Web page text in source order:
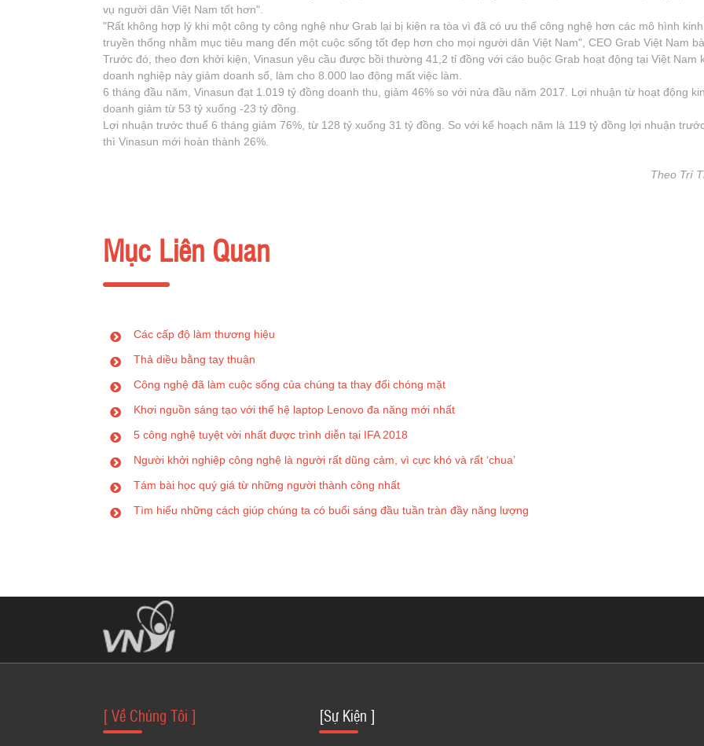
vụ người dân Việt Nam tốt hơn".
"Rất không hợp lý khi một công ty công nghệ như Grab lại bị kiện ra tòa vì đã có ưu thế công nghệ hơn các mô hình
truyền thống nhằm mục tiêu mang đến một cuộc sống tốt đẹp hơn cho mọi người dân Việt Nam", CEO Grab Việt Nam
Trước đó, theo đơn khởi kiện, Vinasun yêu cầu được bồi thường 41,2 tỉ đồng với cáo buộc Grab hoạt động tại Việt Nam
doanh nghiệp này giảm doanh số, làm cho 8.000 lao động mất việc làm.
6 tháng đầu năm, Vinasun đạt 1.019 tỷ đồng doanh thu, giảm 46% so với nửa đầu năm 2017. Lợi nhuận từ hoạt động
doanh giảm từ 53 tỷ xuống -23 tỷ đồng.
Lợi nhuận trước thuế 6 tháng giảm 76%, từ 128 tỷ xuống 31 tỷ đồng. So với kế hoạch năm là 119 tỷ đồng lợi nhuận
thì Vinasun mới hoàn thành 26%.
Theo Trí
Mục Liên Quan
Các cấp độ làm thương hiệu
Thả diều bằng tay thuận
Công nghệ đã làm cuộc sống của chúng ta thay đổi chóng mặt
Khơi nguồn sáng tạo với thế hệ laptop Lenovo đa năng mới nhất
5 công nghệ tuyệt vời nhất được trình diễn tại IFA 2018
Người khởi nghiệp công nghệ là người rất dũng cảm, vì cực khó và rất ‘chua’
Tám bài học quý giá từ những người thành công nhất
Tìm hiểu những cách giúp chúng ta có buổi sáng đầu tuần tràn đầy năng lượng
[ Về Chúng Tôi ] [Sự Kiện ]